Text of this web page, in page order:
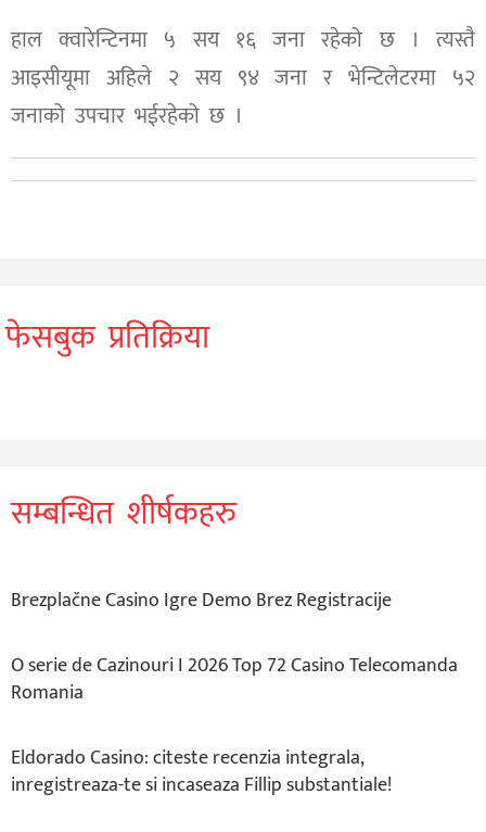
हाल क्वारेन्टिनमा ५ सय १६ जना रहेको छ । त्यस्तै
आइसीयूमा अहिले २ सय ९४ जना र भेन्टिलेटरमा ५२
जनाको उपचार भईरहेको छ ।
फेसबुक प्रतिक्रिया
सम्बन्धित शीर्षकहरु
Brezplačne Casino Igre Demo Brez Registracije
O serie de Cazinouri I 2026 Top 72 Casino Telecomanda
Romania
Eldorado Casino: citeste recenzia integrala,
inregistreaza-te si incaseaza Fillip substantiale!